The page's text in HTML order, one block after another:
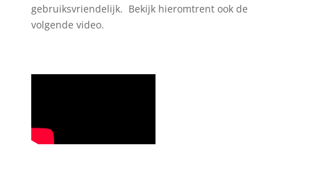
gebruiksvriendelijk. Bekijk hieromtrent ook de
volgende video.